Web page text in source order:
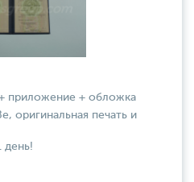
приложение + обложка
оригинальная печать и
день!